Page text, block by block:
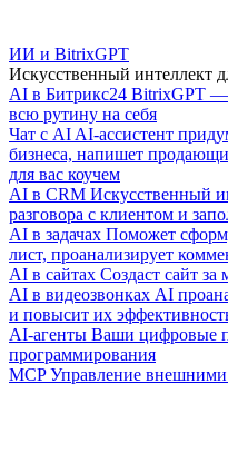
ИИ и BitrixGPT
Искусственный интеллект
AI в Битрикс24 BitrixGPT —
всю рутину на себя
Чат с AI AI-ассистент
бизнеса, напишет
для вас коучем
AI в CRM Искусственный
разговора с клиентом и
AI в задачах Поможет
лист, проанализирует
AI в сайтах Создаст сайт
AI в видеозвонках AI
и повысит их
AI-агенты Ваши цифровые
программирования
MCP Управление внешними